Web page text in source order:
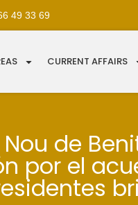
49 33 69
CURRENT AFFAIRS
de
por el